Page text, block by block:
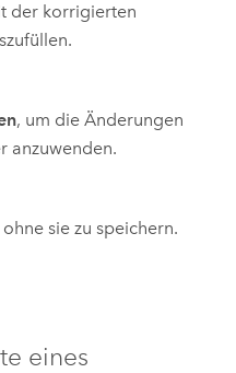
der korrigierten
, um die Änderungen
anzuwenden.
sie zu speichern.
eines